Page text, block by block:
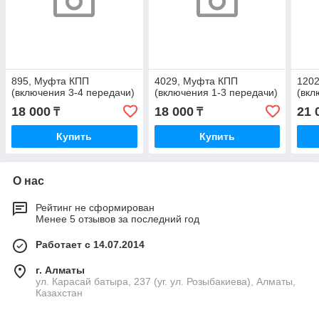
895, Муфта КПП
(включения 3-4 передачи)
18 000 ₸
Купить
4029, Муфта КПП
(включения 1-3 передачи)
18 000₸
Купить
21
О нас
Рейтинг не сформирован
Менее 5 отзывов за последний год
Работает с 14.07.2014
г. Алматы
ул. Карасай батыра, 237 (уг. ул. Розыбакиева), Алматы,
Казахстан